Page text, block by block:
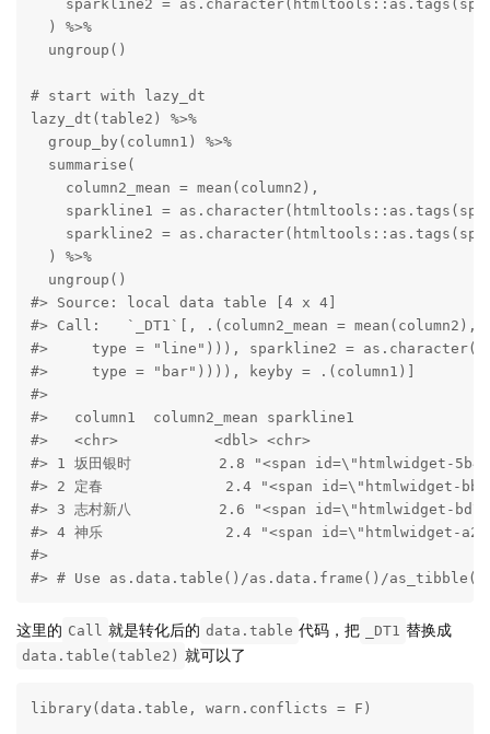
sparkline2 =
  ) %>%
  ungroup()
# start with lazy_dt
lazy_dt(table2) %>%
  group_by(column1) %>%
  summarise(
    column2_mean = mean(column2),
sparkline1 =
sparkline2 =
  ) %>%
  ungroup()
#> Source: local data table [4 x 4]
#> Call:   `_DT1`[, .(column2_mean =
#>     type = "line"))), sparkline2 =
#>     type = "bar")))), keyby = .(column1)]
#>
#>   column1  column2_mean
#>   <chr>           <dbl> <chr>
#> 1 坂田银时          2.8 "<span id=\"htmlwidget-
#> 2 定春              2.4 "<span id=\"htmlwidget-
#> 3 志村新八          2.6 "<span id=\"htmlwidget-
#> 4 神乐              2.4 "<span id=\"htmlwidget-
#>
#> # Use as.data.table()/as.data.frame()/
这里的 Call 就是转化后的 data.table 代码，把 _DT1 替换成
data.table(table2) 就可以了
library(data.table, warn.conflicts = F)